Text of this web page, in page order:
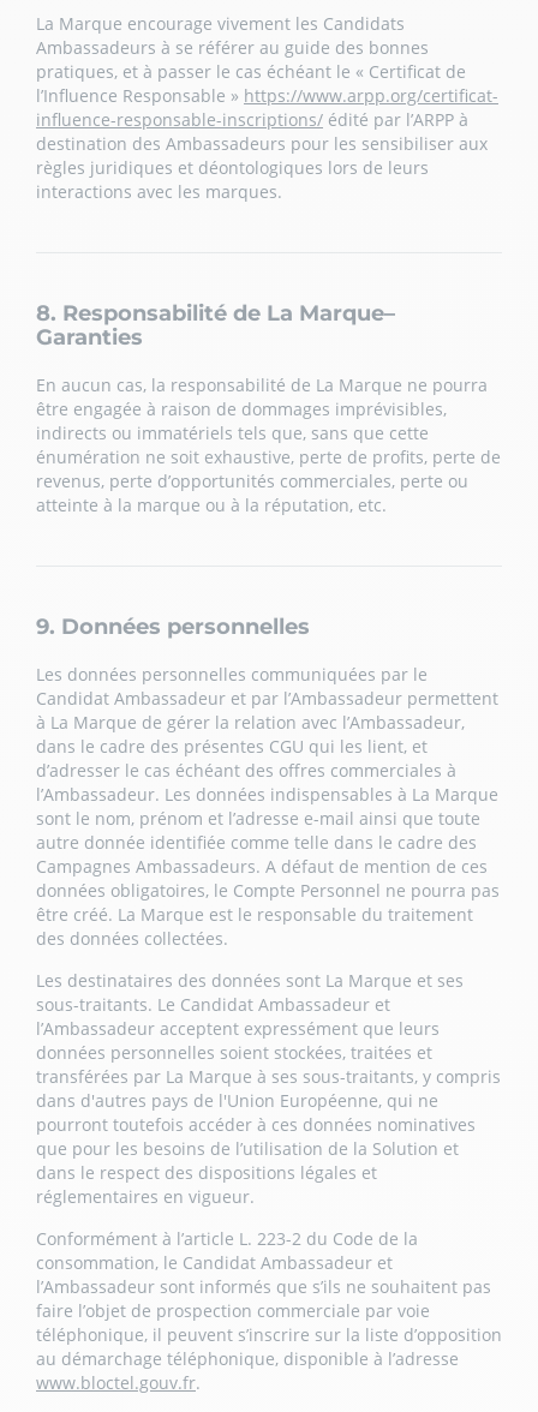
La Marque encourage vivement les Candidats
Ambassadeurs à se référer au guide des bonnes
pratiques, et à passer le cas échéant le « Certificat de
l’Influence Responsable » https://www.arpp.org/certificat-
influence-responsable-inscriptions/ édité par l’ARPP à
destination des Ambassadeurs pour les sensibiliser aux
règles juridiques et déontologiques lors de leurs
interactions avec les marques.
8. Responsabilité de La Marque–
Garanties
En aucun cas, la responsabilité de La Marque ne pourra
être engagée à raison de dommages imprévisibles,
indirects ou immatériels tels que, sans que cette
énumération ne soit exhaustive, perte de profits, perte de
revenus, perte d’opportunités commerciales, perte ou
atteinte à la marque ou à la réputation, etc.
9. Données personnelles
Les données personnelles communiquées par le
Candidat Ambassadeur et par l’Ambassadeur permettent
à La Marque de gérer la relation avec l’Ambassadeur,
dans le cadre des présentes CGU qui les lient, et
d’adresser le cas échéant des offres commerciales à
l’Ambassadeur. Les données indispensables à La Marque
sont le nom, prénom et l’adresse e-mail ainsi que toute
autre donnée identifiée comme telle dans le cadre des
Campagnes Ambassadeurs. A défaut de mention de ces
données obligatoires, le Compte Personnel ne pourra pas
être créé. La Marque est le responsable du traitement
des données collectées.
Les destinataires des données sont La Marque et ses
sous-traitants. Le Candidat Ambassadeur et
l’Ambassadeur acceptent expressément que leurs
données personnelles soient stockées, traitées et
transférées par La Marque à ses sous-traitants, y compris
dans d'autres pays de l'Union Européenne, qui ne
pourront toutefois accéder à ces données nominatives
que pour les besoins de l’utilisation de la Solution et
dans le respect des dispositions légales et
réglementaires en vigueur.
Conformément à l’article L. 223-2 du Code de la
consommation, le Candidat Ambassadeur et
l’Ambassadeur sont informés que s’ils ne souhaitent pas
faire l’objet de prospection commerciale par voie
téléphonique, il peuvent s’inscrire sur la liste d’opposition
au démarchage téléphonique, disponible à l’adresse
www.bloctel.gouv.fr.